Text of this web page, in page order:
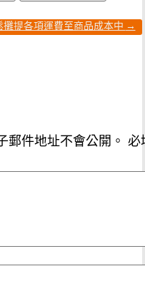
攤提各項運費至商品成本中 →
郵件地址不會公開。 必